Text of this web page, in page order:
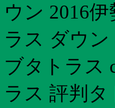
ウン 2016
ラス ダウ
ブタトラス
ラス 評判